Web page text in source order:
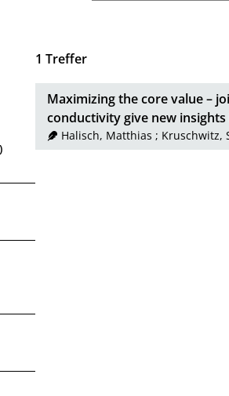
1 Treffer
Maximizing the core value –
conductivity give new
Halisch, Matthias ; Kruschwitz,